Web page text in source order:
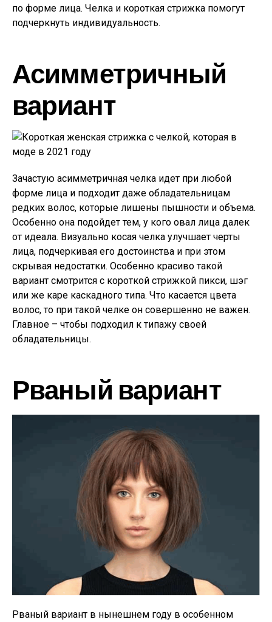
по форме лица. Челка и короткая стрижка помогут
подчеркнуть индивидуальность.
Асимметричный
вариант
Зачастую асимметричная челка идет при любой
форме лица и подходит даже обладательницам
редких волос, которые лишены пышности и объема.
Особенно она подойдет тем, у кого овал лица далек
от идеала. Визуально косая челка улучшает черты
лица, подчеркивая его достоинства и при этом
скрывая недостатки. Особенно красиво такой
вариант смотрится с короткой стрижкой пикси, шэг
или же каре каскадного типа. Что касается цвета
волос, то при такой челке он совершенно не важен.
Главное – чтобы подходил к типажу своей
обладательницы.
Рваный вариант
Рваный вариант в нынешнем году в особенном